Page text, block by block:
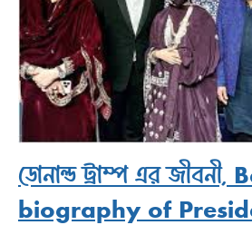
ডোনাল্ড ট্রাম্প এর
biography of